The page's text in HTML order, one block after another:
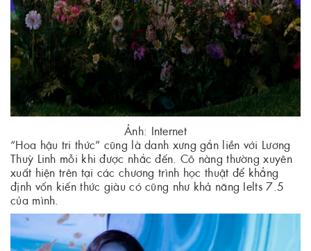
Ảnh: Internet
“Hoa hậu tri thức” cũng là danh xưng gắn liền với Lương
Thuỳ Linh mỗi khi được nhắc đến. Cô nàng thường xuyên
xuất hiện trên tại các chương trình học thuật để khẳng
định vốn kiến thức giàu có cũng như khả năng Ielts 7.5
của mình.